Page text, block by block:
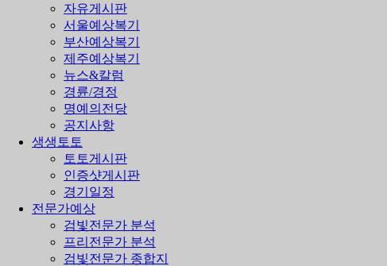
자유게시판
서울예상복기
부산예상복기
제주예상복기
뉴스&칼럼
경륜/경정
명예의전당
공지사항
생생토토
토토게시판
인증샷게시판
경기일정
전문가예상
검빛전문가 분석
프리전문가 분석
검빛전문가 종합지